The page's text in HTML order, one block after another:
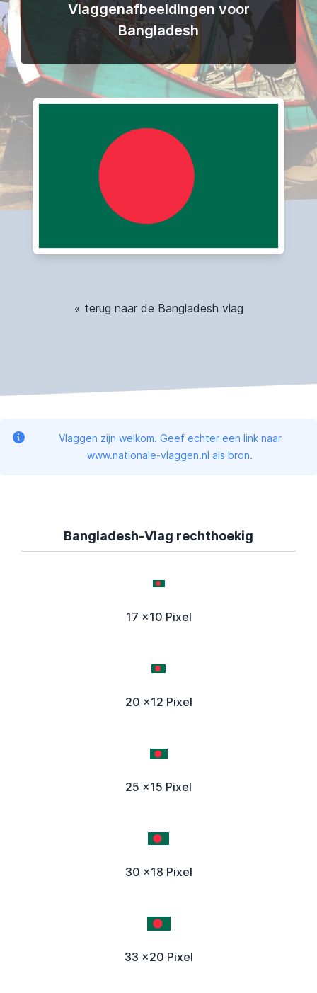
Vlaggenafbeeldingen voor
Bangladesh
« terug naar de Bangladesh vlag
Vlaggen zijn welkom. Geef echter een link naar
www.nationale-vlaggen.nl als bron.
Bangladesh-Vlag rechthoekig
17 x10 Pixel
20 x12 Pixel
25 x15 Pixel
30 x18 Pixel
33 x20 Pixel